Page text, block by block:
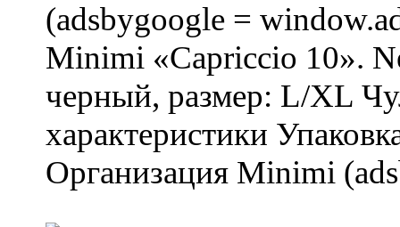
(adsbygoogle =
Minimi «Capriccio 10».
черный, размер: L/XL
характеристики
Организация Minimi